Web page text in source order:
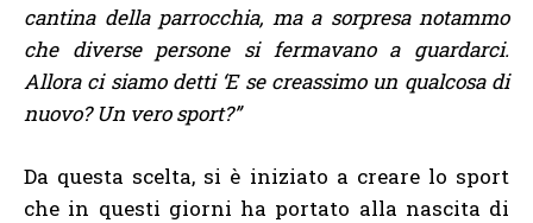
cantina della parrocchia, ma a sorpresa notammo
che diverse persone si fermavano a guardarci.
Allora ci siamo detti ‘E se creassimo un qualcosa di
nuovo? Un vero sport?”
Da questa scelta, si è iniziato a creare lo sport
che in questi giorni ha portato alla nascita di